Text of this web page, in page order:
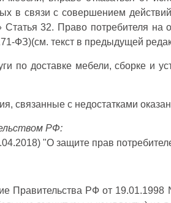
в связи с совершением
32. Право потребителя на
ФЗ)(см. текст в предыдущей
по доставке мебели, сборке и
связанные с недостатками
РФ:
"О защите прав
Правительства РФ от